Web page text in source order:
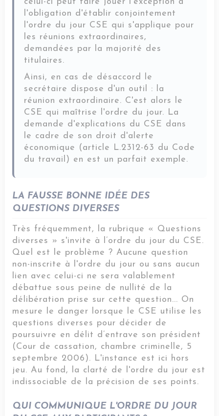
l'obligation d'établir conjointement
l'ordre du jour CSE qui s'applique pour
les réunions extraordinaires,
demandées par la majorité des
titulaires.
Ainsi, en cas de désaccord le
secrétaire dispose d'un outil : la
réunion extraordinaire. C'est alors le
CSE qui maîtrise l'ordre du jour. La
demande d'explications du CSE dans
le cadre de son droit d'alerte
économique (article L.2312-63 du Code
du travail) en est un parfait exemple.
LA FAUSSE BONNE IDÉE DES
QUESTIONS DIVERSES
Très fréquemment, la rubrique « Questions
diverses » s'invite à l’ordre du jour du CSE.
Quel est le problème ? Aucune question
non-inscrite à l'ordre du jour ou sans aucun
lien avec celui-ci ne sera valablement
débattue sous peine de nullité de la
délibération prise sur cette question... On
mesure le danger lorsque le CSE utilise les
questions diverses pour décider de
poursuivre en délit d’entrave son président
(Cour de cassation, chambre criminelle, 5
septembre 2006). L'instance est ici hors
jeu. Au fond, la clarté de l'ordre du jour est
indissociable de la précision de ses points.
QUI COMMUNIQUE L'ORDRE DU JOUR